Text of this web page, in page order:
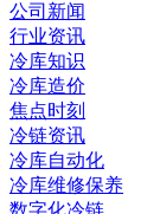
公司新闻
行业资讯
冷库知识
冷库造价
焦点时刻
冷链资讯
冷库自动化
冷库维修保养
数字化冷链